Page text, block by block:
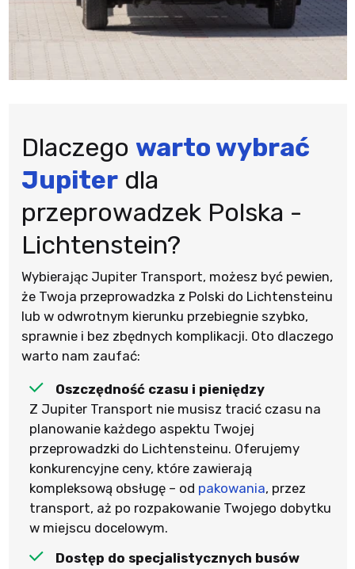
Dlaczego warto wybrać
Jupiterdla
przeprowadzek Polska -
Lichtenstein?
Wybierając Jupiter Transport, możesz być pewien,
że Twoja przeprowadzka z Polski do Lichtensteinu
lub w odwrotnym kierunku przebiegnie szybko,
sprawnie i bez zbędnych komplikacji. Oto dlaczego
warto nam zaufać:
Oszczędność czasu i pieniędzy
Z Jupiter Transport nie musisz tracić czasu na
planowanie każdego aspektu Twojej
przeprowadzki do Lichtensteinu. Oferujemy
konkurencyjne ceny, które zawierają
kompleksową obsługę – od pakowania, przez
transport, aż po rozpakowanie Twojego dobytku
w miejscu docelowym.
Dostęp do specjalistycznych busów